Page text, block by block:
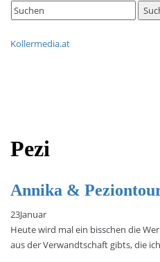
Search
for:
Kollermedia.at
Pezi
Annika &
23Januar
Heute wird mal ein bisschen die
aus der Verwandtschaft gibts, die